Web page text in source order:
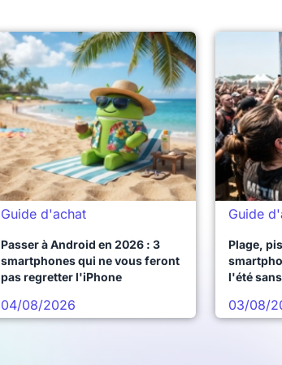
Guide d'achat
Passer à Android en 2026 : 3
smartphones qui ne vous feront
pas regretter l'iPhone
04/08/2026
Guide
Plage,
l'été
03/08/